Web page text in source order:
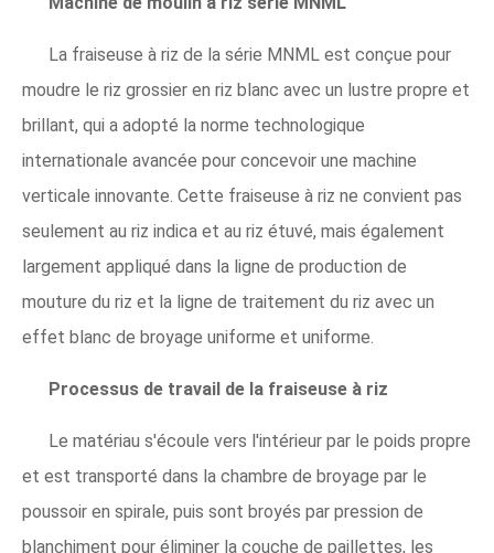
La fraiseuse à riz de la série MNML est conçue pour
moudre le riz grossier en riz blanc avec un lustre propre et
brillant, qui a adopté la norme technologique
internationale avancée pour concevoir une machine
verticale innovante. Cette fraiseuse à riz ne convient pas
seulement au riz indica et au riz étuvé, mais également
largement appliqué dans la ligne de production de
mouture du riz et la ligne de traitement du riz avec un
effet blanc de broyage uniforme et uniforme.
Processus de travail de la fraiseuse à riz
Le matériau s'écoule vers l'intérieur par le poids propre
et est transporté dans la chambre de broyage par le
poussoir en spirale, puis sont broyés par pression de
blanchiment pour éliminer la couche de paillettes, les